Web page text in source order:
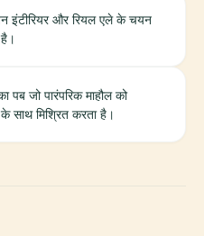
इंटीरियर और रियल एले के चयन
जो पारंपरिक माहौल को
साथ मिश्रित करता है।